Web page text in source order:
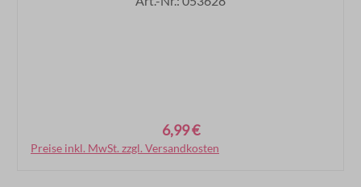
6,99 €
Preise inkl. MwSt. zzgl. Versandkosten
In den Warenkorb